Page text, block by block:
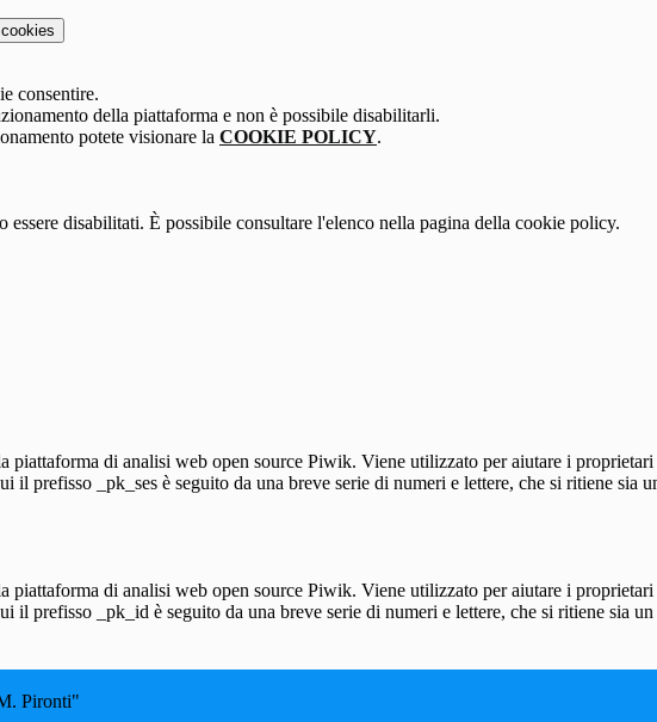
consentire.
della piattaforma e non è possibile disabilitarli.
potete visionare la COOKIE POLICY.
disabilitati. È possibile consultare l'elenco nella pagina della cookie policy.
piattaforma di analisi web open source Piwik. Viene utilizzato per aiutare i
il prefisso _pk_ses è seguito da una breve serie di numeri e lettere, che si ritiene
piattaforma di analisi web open source Piwik. Viene utilizzato per aiutare i
il prefisso _pk_id è seguito da una breve serie di numeri e lettere, che si ritiene sia
Pironti"